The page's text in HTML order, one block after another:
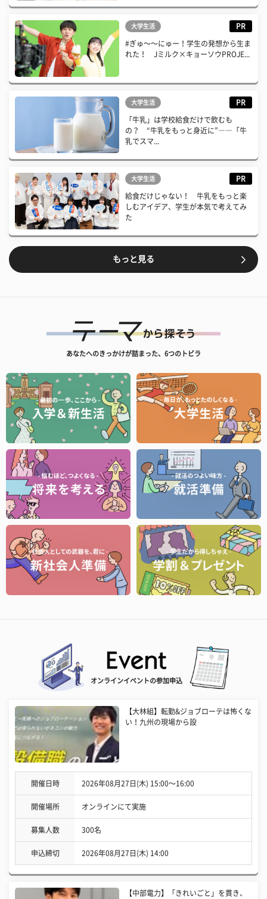
大学生活 PR
#ぎゅ〜〜にゅー！学生の発想から生ま
れた！ Jミルク×キョーソウPROJE...
大学生活 PR
「牛乳」は学校給食だけで飲むも
の？ “牛乳をもっと身近に”――「牛
乳でスマ...
大学生活 PR
給食だけじゃない！ 牛乳をもっと楽
しむアイデア、学生が本気で考えてみ
た
もっと見る
あなたへのきっかけが詰まった、6つのトビラ
オンラインイベントの参加申込
【大林組】転勤&ジョブローテは怖くな
い！九州の現場から設
開催日時 2026年08月27日(木) 15:00〜16:00
開催場所 オンラインにて実施
募集人数 300名
申込締切 2026年08月27日(木) 14:00
【中部電力】「きれいごと」を貫き、